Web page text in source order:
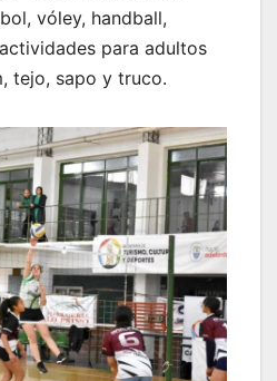
vóley, handball,
para adultos
tejo, sapo y truco.